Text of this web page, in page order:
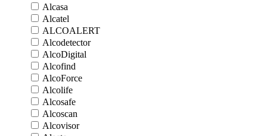
Alcasa
Alcatel
ALCOALERT
Alcodetector
AlcoDigital
Alcofind
AlcoForce
Alcolife
Alcosafe
Alcoscan
Alcovisor